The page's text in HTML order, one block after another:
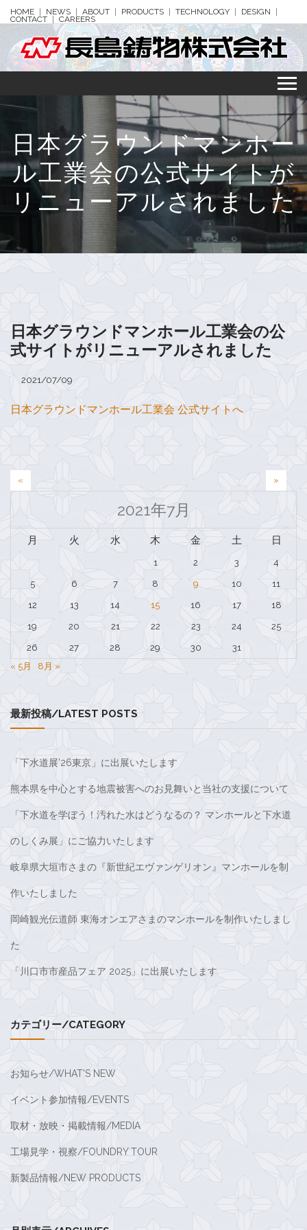
HOME NEWS ABOUT PRODUCTS TECHNOLOGY DESIGN
CONTACT CAREERS
日本グラウンドマンホー
ル工業会の公式サイトが
リニューアルされました
日本グラウンドマンホール工業会の公
式サイトがリニューアルされました
2021/07/09
日本グラウンドマンホール工業会 公式サイトへ
投
ナ
ビ
ョ
ン
« »
2021年7月
月 火 水 木 金 土 日
1 2 3 4
5 6 7 8 9 10 11
12 13 14 15 16 17 18
19 20 21 22 23 24 25
26 27 28 29 30
31
« 5月
8月 »
最新投稿/LATEST POSTS
「下水道展’26東京」に出展いたします
熊本県を中心とする地震被害へのお見舞いと当社の支援について
「下水道を学ぼう！汚れた水はどうなるの？ マンホールと下水道
のしくみ展」にご協力いたします
岐阜県大垣市さまの『新世紀エヴァンゲリオン』マンホールを制
作いたしました
岡崎観光伝道師 東海オンエアさまのマンホールを制作いたしまし
た
「川口市市産品フェア 2025」に出展いたします
カテゴリー/CATEGORY
お知らせ/WHAT'S NEW
イベント参加情報/EVENTS
取材・放映・掲載情報/MEDIA
工場見学・視察/FOUNDRY TOUR
新製品情報/NEW PRODUCTS